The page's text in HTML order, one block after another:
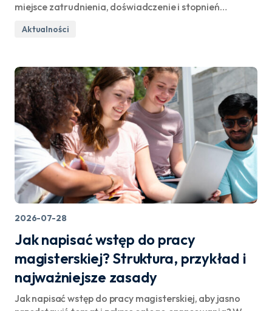
miejsce zatrudnienia, doświadczenie i stopnień…
Aktualności
2026-07-28
Jak napisać wstęp do pracy
magisterskiej? Struktura, przykład i
najważniejsze zasady
Jak napisać wstęp do pracy magisterskiej, aby jasno